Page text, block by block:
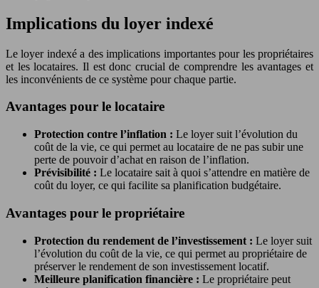
Implications du loyer indexé
Le loyer indexé a des implications importantes pour les propriétaires
et les locataires. Il est donc crucial de comprendre les avantages et
les inconvénients de ce système pour chaque partie.
Avantages pour le locataire
Protection contre l’inflation : Le loyer suit l’évolution du
coût de la vie, ce qui permet au locataire de ne pas subir une
perte de pouvoir d’achat en raison de l’inflation.
Prévisibilité : Le locataire sait à quoi s’attendre en matière de
coût du loyer, ce qui facilite sa planification budgétaire.
Avantages pour le propriétaire
Protection du rendement de l’investissement : Le loyer suit
l’évolution du coût de la vie, ce qui permet au propriétaire de
préserver le rendement de son investissement locatif.
Meilleure planification financière : Le propriétaire peut